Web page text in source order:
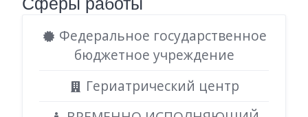
Федеральное государственное
бюджетное учреждение
Гериатрический центр